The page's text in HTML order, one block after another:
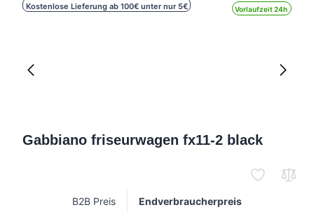
Kostenlose Lieferung ab 100€ unter nur 5€ Vorlaufzeit 24h
Gabbiano friseurwagen fx11-2 black
B2B Preis Endverbraucherpreis